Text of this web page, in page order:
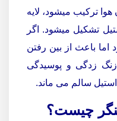
ترکیب میشود، لایه
تشکیل میشود. اگر
اما باعث از بین رفتن
زنگ زدگی و پوسیدگی
استیل سالم می ماند.
چیست؟